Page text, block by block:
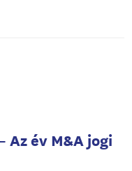
Az év M&A jogi